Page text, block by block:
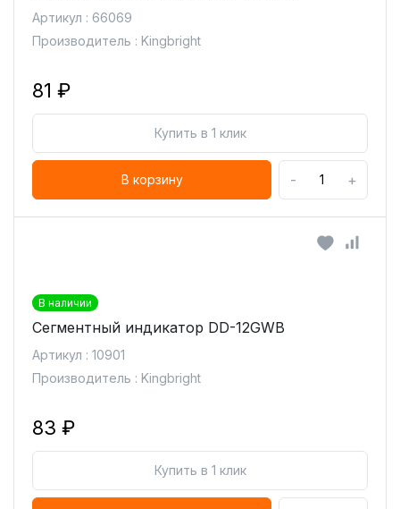
Артикул : 66069
Производитель : Kingbright
81 ₽
Купить в 1 клик
В корзину - +
В наличии
Сегментный индикатор DD-12GWB
Артикул : 10901
Производитель : Kingbright
83 ₽
Купить в 1 клик